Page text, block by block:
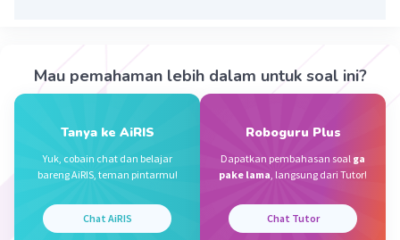
Pembahasan :
937+367 = 367 + 937
Beri Rating
Esther S
23 Desember 2023 06:07
Jawaban terverifikasi
Mau pemahaman lebih dalam untuk soal ini?
Tanya ke AiRIS
Yuk, cobain chat dan belajar
bareng AiRIS, teman pintarmu!
Chat AiRIS
Roboguru Plus
Dapatkan pembahasan soal ga
pake lama, langsung dari Tutor!
Chat Tutor